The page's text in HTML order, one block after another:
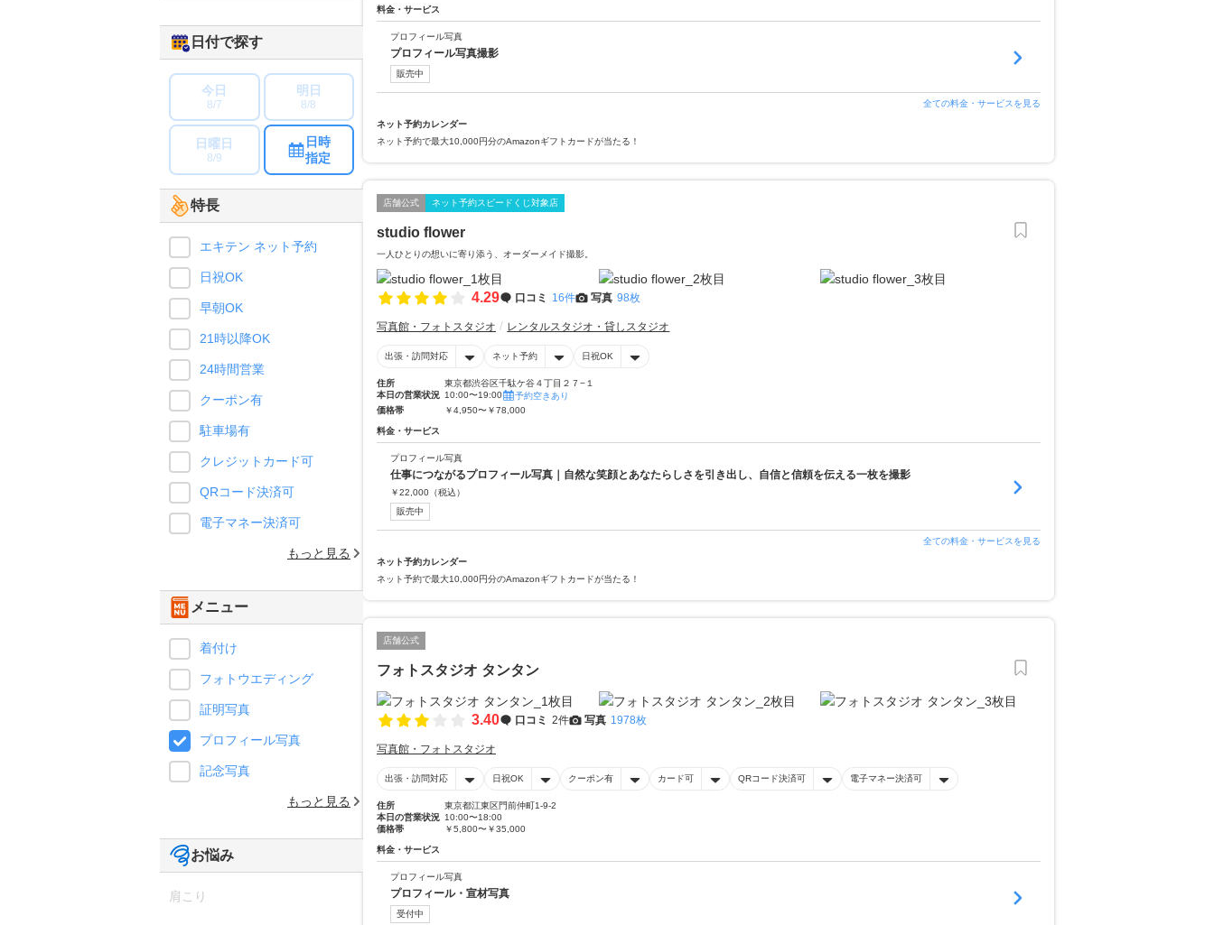
料金・サービス
プロフィール写真
プロフィール写真撮影
販売中
全ての料金・サービスを見る
ネット予約カレンダー
ネット予約で最大10,000円分のAmazonギフトカードが当たる！
店舗公式 ネット予約スピードくじ対象店
studio flower
一人ひとりの想いに寄り添う、オーダーメイド撮影。
4.29 口コミ 16件 写真 98枚
写真館・フォトスタジオ レンタルスタジオ・貸しスタジオ
出張・訪問対応 ネット予約 日祝OK
住所
東京都渋谷区千駄ケ谷４丁目２７−１
本日の営業状況 10:00〜19:00
予約空きあり
価格帯
￥4,950〜￥78,000
料金・サービス
プロフィール写真
仕事につながるプロフィール写真｜自然な笑顔とあなたらしさを引き出し、自信と信頼を伝える一枚を撮影
￥22,000 （税込）
販売中
全ての料金・サービスを見る
ネット予約カレンダー
ネット予約で最大10,000円分のAmazonギフトカードが当たる！
店舗公式
フォトスタジオ タンタン
3.40 口コミ 2件 写真 1978枚
写真館・フォトスタジオ
出張・訪問対応 日祝OK クーポン有 カード可 QRコード決済可 電子マネー決済可
住所
東京都江東区門前仲町1-9-2
本日の営業状況 10:00〜18:00
価格帯
￥5,800〜￥35,000
料金・サービス
プロフィール写真
プロフィール・宣材写真
受付中
日付で探す
今日
8/7
明日
8/8
日曜日
8/9
日時
指定
特長
エキテン ネット予約
日祝OK
早朝OK
21時以降OK
24時間営業
クーポン有
駐車場有
クレジットカード可
QRコード決済可
電子マネー決済可
もっと見る
メニュー
着付け
フォトウエディング
証明写真
プロフィール写真
記念写真
もっと見る
お悩み
肩こり